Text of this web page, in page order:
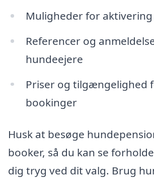
Muligheder for
Referencer og
hundeejere
Priser og tilgængelighed
bookinger
Husk at besøge
booker, så du kan se
dig tryg ved dit valg. Brug